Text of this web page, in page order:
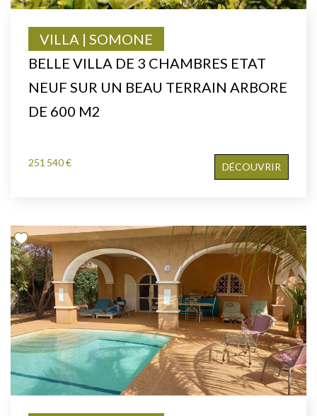
BELLE VILLA DE 3 CHAMBRES ETAT
NEUF SUR UN BEAU TERRAIN ARBORE
DE 600 M2
VILLA | SOMONE
251 540 € DÉCOUVRIR